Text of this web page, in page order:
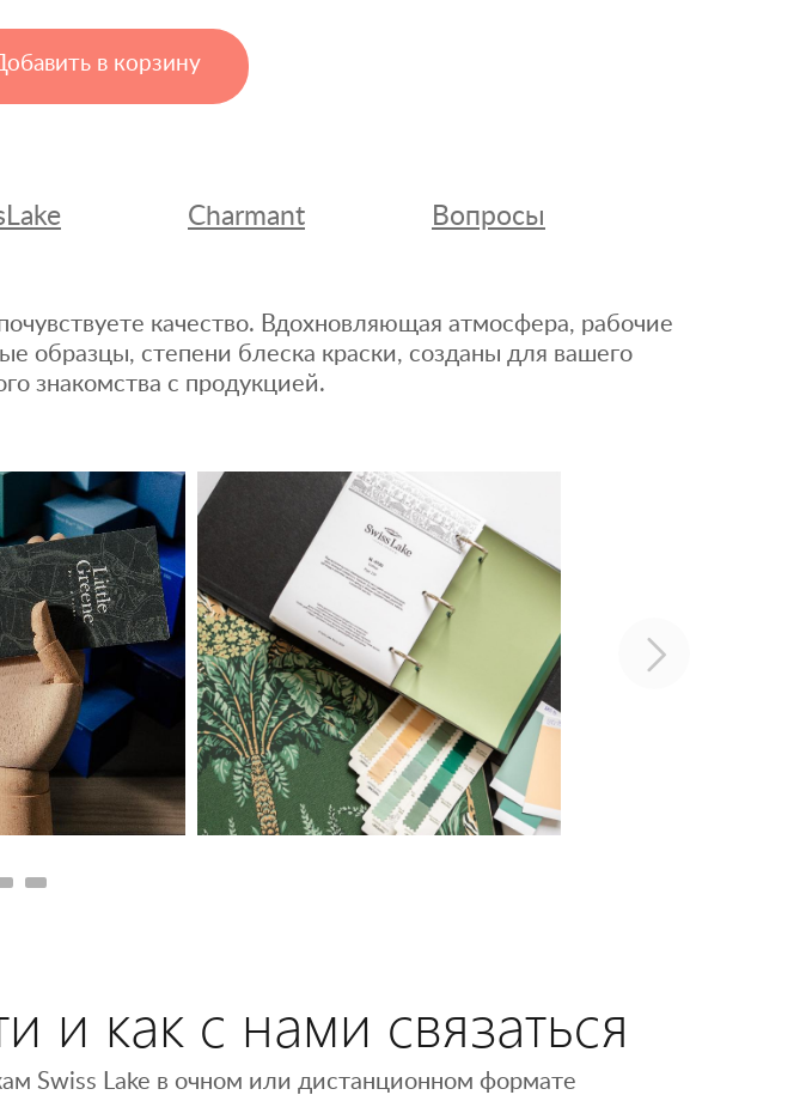
в корзину
Charmant Вопросы
качество. Вдохновляющая атмосфера, рабочие
образцы, степени блеска краски, созданы для вашего
знакомства с продукцией.
и как с нами связаться
Swiss Lake в очном или дистанционном формате